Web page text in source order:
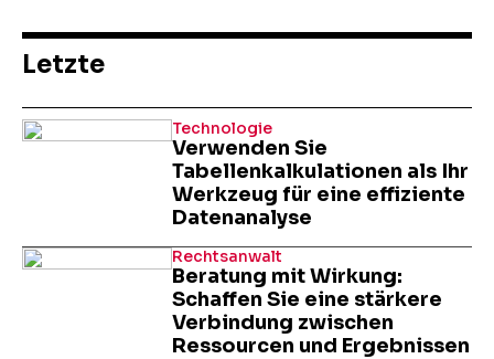
Letzte
Verwenden Sie
Tabellenkalkulationen als Ihr
Werkzeug für eine effiziente
Datenanalyse
Technologie
Beratung mit Wirkung:
Schaffen Sie eine stärkere
Verbindung zwischen
Ressourcen und Ergebnissen
Rechtsanwalt